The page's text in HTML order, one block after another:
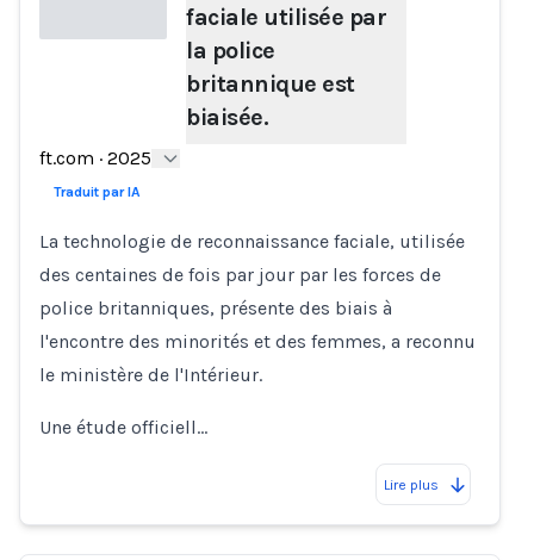
faciale utilisée par
la police
britannique est
biaisée.
ft.com · 2025
Traduit par IA
La technologie de reconnaissance faciale, utilisée
des centaines de fois par jour par les forces de
police britanniques, présente des biais à
l'encontre des minorités et des femmes, a reconnu
le ministère de l'Intérieur.
Une étude officiell…
Lire plus